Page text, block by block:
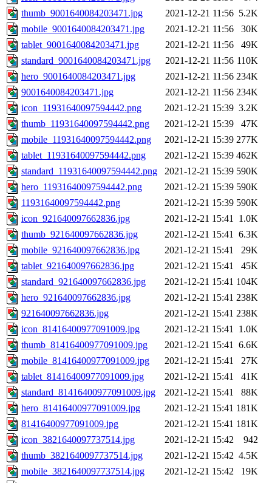
thumb_9001640084203471.jpg
2021-12-21 11:56 5.2K
mobile_9001640084203471.jpg
2021-12-21 11:56
30K
tablet_9001640084203471.jpg
2021-12-21 11:56
49K
standard_9001640084203471.jpg
2021-12-21 11:56 110K
hero_9001640084203471.jpg
2021-12-21 11:56 234K
9001640084203471.jpg
2021-12-21 11:56 234K
icon_11931640097594442.png
2021-12-21 15:39 3.2K
thumb_11931640097594442.png
2021-12-21 15:39
47K
mobile_11931640097594442.png
2021-12-21 15:39 277K
tablet_11931640097594442.png
2021-12-21 15:39 462K
standard_11931640097594442.png
2021-12-21 15:39 590K
hero_11931640097594442.png
2021-12-21 15:39 590K
11931640097594442.png
2021-12-21 15:39 590K
icon_921640097662836.jpg
2021-12-21 15:41 1.0K
thumb_921640097662836.jpg
2021-12-21 15:41 6.3K
mobile_921640097662836.jpg
2021-12-21 15:41
29K
tablet_921640097662836.jpg
2021-12-21 15:41
45K
standard_921640097662836.jpg
2021-12-21 15:41 104K
hero_921640097662836.jpg
2021-12-21 15:41 238K
921640097662836.jpg
2021-12-21 15:41 238K
icon_81416400977091009.jpg
2021-12-21 15:41 1.0K
thumb_81416400977091009.jpg
2021-12-21 15:41 6.6K
mobile_81416400977091009.jpg
2021-12-21 15:41
27K
tablet_81416400977091009.jpg
2021-12-21 15:41
41K
standard_81416400977091009.jpg
2021-12-21 15:41
88K
hero_81416400977091009.jpg
2021-12-21 15:41 181K
81416400977091009.jpg
2021-12-21 15:41 181K
icon_3821640097737514.jpg
2021-12-21 15:42
942
thumb_3821640097737514.jpg
2021-12-21 15:42 4.5K
mobile_3821640097737514.jpg
2021-12-21 15:42
19K